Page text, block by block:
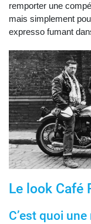
remporter une
mais simplement
expresso fumant
Le look Café
C’est quoi